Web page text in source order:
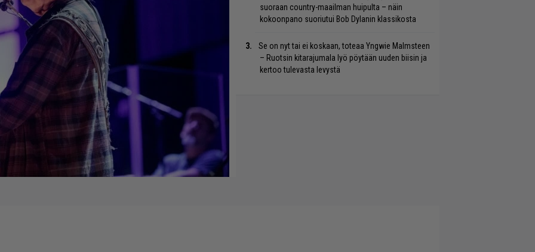
suoraan country-maailman huipulta – näin
kokoonpano suoriutui Bob Dylanin klassikosta
Se on nyt tai ei koskaan, toteaa Yngwie Malmsteen
– Ruotsin kitarajumala lyö pöytään uuden biisin ja
kertoo tulevasta levystä